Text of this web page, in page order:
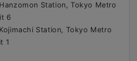
Station, Tokyo Metro
6
Station, Tokyo Metro
1